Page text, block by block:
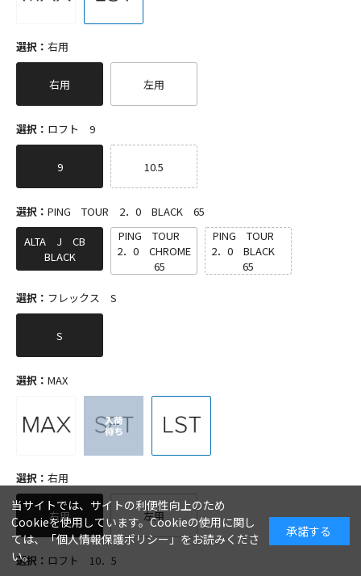
選択： 右用
右用 左用
選択： ロフト 9
9 10.5
選択： PING TOUR 2．0 BLACK 65
ALTA J CB
BLACK
PING TOUR
2．0 CHROME
65
PING TOUR
2．0 BLACK
65
選択： フレックス S
S
選択： MAX
選択： 右用
右用 左用
選択： ロフト 10．5
当サイトでは、サイトの利便性向上のため
Cookieを使用しています。Cookieの使用に関し
ては、「個人情報保護ポリシー 」をお読みくださ
い。
承諾する